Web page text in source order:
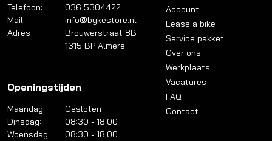
Telefoon:
036 5304422
Mail:
info@bykestore.nl
Adres:
Brouwerstraat 8B
1315 BP Almere
Openingstijden
Maandag:
Gesloten
Dinsdag:
08:30 - 18:00
Woensdag:
08:30 - 18:00
Account
Lease a bike
Service pakket
Over ons
Werkplaats
Vacatures
FAQ
Contact